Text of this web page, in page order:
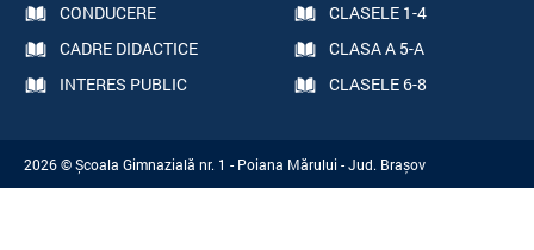
CONDUCERE
CLASELE 1-4
CADRE DIDACTICE
CLASA A 5-A
INTERES PUBLIC
CLASELE 6-8
2026 © Școala Gimnazială nr. 1 - Poiana Mărului - Jud. Brașov